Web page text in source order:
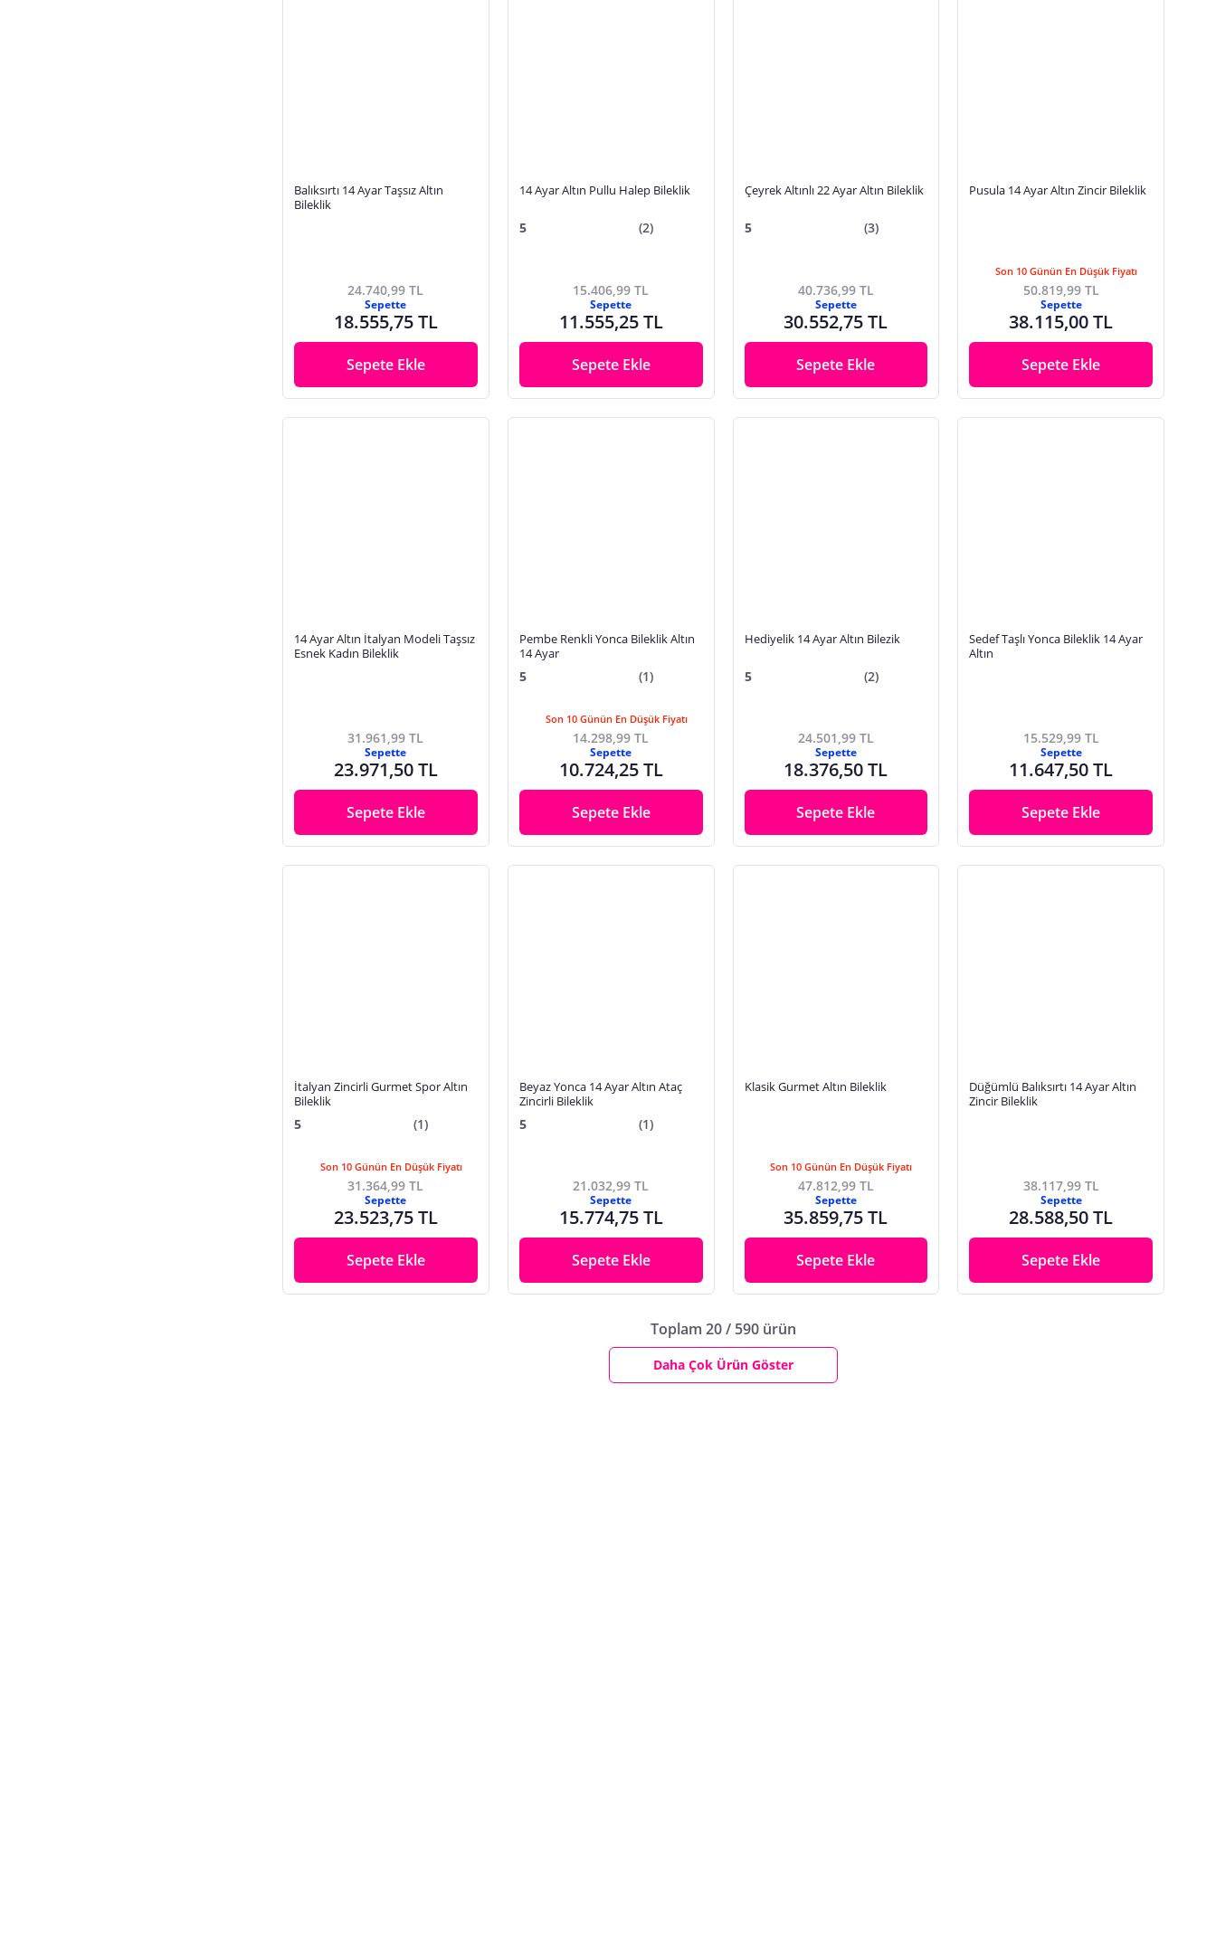
Balıksırtı 14 Ayar Taşsız Altın
Bileklik
24.740,99 TL
Sepette
18.555,75 TL
Sepete Ekle
14 Ayar Altın Pullu Halep Bileklik
5 (2)
15.406,99 TL
Sepette
11.555,25 TL
Sepete Ekle
Çeyrek Altınlı 22 Ayar Altın Bileklik
5 (3)
40.736,99 TL
Sepette
30.552,75 TL
Sepete Ekle
Pusula 14 Ayar Altın Zincir Bileklik
Son 10 Günün En Düşük Fiyatı
50.819,99 TL
Sepette
38.115,00 TL
Sepete Ekle
14 Ayar Altın İtalyan Modeli Taşsız
Esnek Kadın Bileklik
31.961,99 TL
Sepette
23.971,50 TL
Sepete Ekle
Pembe Renkli Yonca Bileklik Altın
14 Ayar
5 (1)
Son 10 Günün En Düşük Fiyatı
14.298,99 TL
Sepette
10.724,25 TL
Sepete Ekle
Hediyelik 14 Ayar Altın Bilezik
5 (2)
24.501,99 TL
Sepette
18.376,50 TL
Sepete Ekle
Sedef Taşlı Yonca Bileklik 14 Ayar
Altın
15.529,99 TL
Sepette
11.647,50 TL
Sepete Ekle
İtalyan Zincirli Gurmet Spor Altın
Bileklik
5 (1)
Son 10 Günün En Düşük Fiyatı
31.364,99 TL
Sepette
23.523,75 TL
Sepete Ekle
Beyaz Yonca 14 Ayar Altın Ataç
Zincirli Bileklik
5 (1)
21.032,99 TL
Sepette
15.774,75 TL
Sepete Ekle
Klasik Gurmet Altın Bileklik
Son 10 Günün En Düşük Fiyatı
47.812,99 TL
Sepette
35.859,75 TL
Sepete Ekle
Düğümlü Balıksırtı 14 Ayar Altın
Zincir Bileklik
38.117,99 TL
Sepette
28.588,50 TL
Sepete Ekle
Toplam 20 / 590 ürün
Daha Çok Ürün Göster